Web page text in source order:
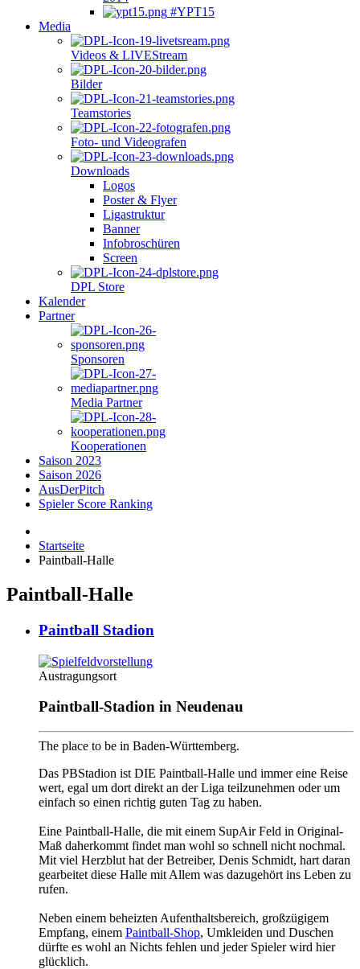
#YPT15
Media
Videos & LIVEStream
Bilder
Teamstories
Foto- und Videografen
Downloads
Logos
Poster & Flyer
Ligastruktur
Banner
Infobroschüren
Screen
DPL Store
Kalender
Partner
Sponsoren
Media Partner
Kooperationen
Saison 2023
Saison 2026
AusDerPitch
Spieler Score Ranking
Startseite
Paintball-Halle
Paintball-Halle
Paintball Stadion
Austragungsort
Paintball-Stadion in Neudenau
The place to be in Baden-Württemberg.
Das PBStadion ist DIE Paintball-Halle und immer eine Reise
wert, egal um dort direkt an der Liga teilzunehmen oder um
einfach so einen richtig guten Tag zu haben.
Eine Paintball-Halle, die mit einem SupAir Feld in Original-
Maß daherkommt findet man wohl so schnell nicht nochmal.
Mit viel Herzblut hat der Betreiber, Denis Schmidt, hart daran
gearbeitet diese Halle mit Allem was dazugehört ins Leben zu
rufen.
Neben einem beheizten Aufenthaltsbereich, großzügigem
Empfang, einem Paintball-Shop, Umkleiden und Duschen
dürfte es wohl an Nichts fehlen und jeder Spieler wird hier
glücklich.